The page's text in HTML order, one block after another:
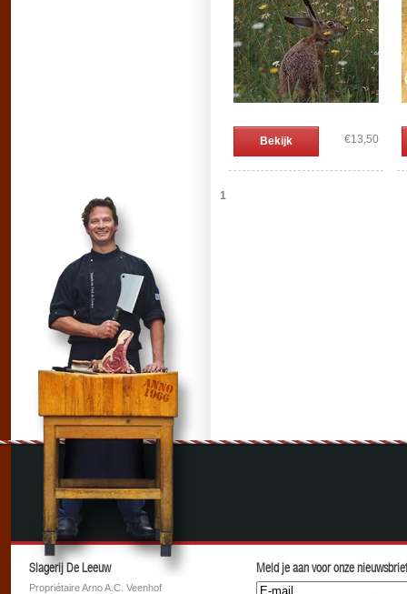
Bekijk €13,50
1
Slagerij De Leeuw
Propriétaire Arno A.C. Veenhof
Meld je aan voor onze